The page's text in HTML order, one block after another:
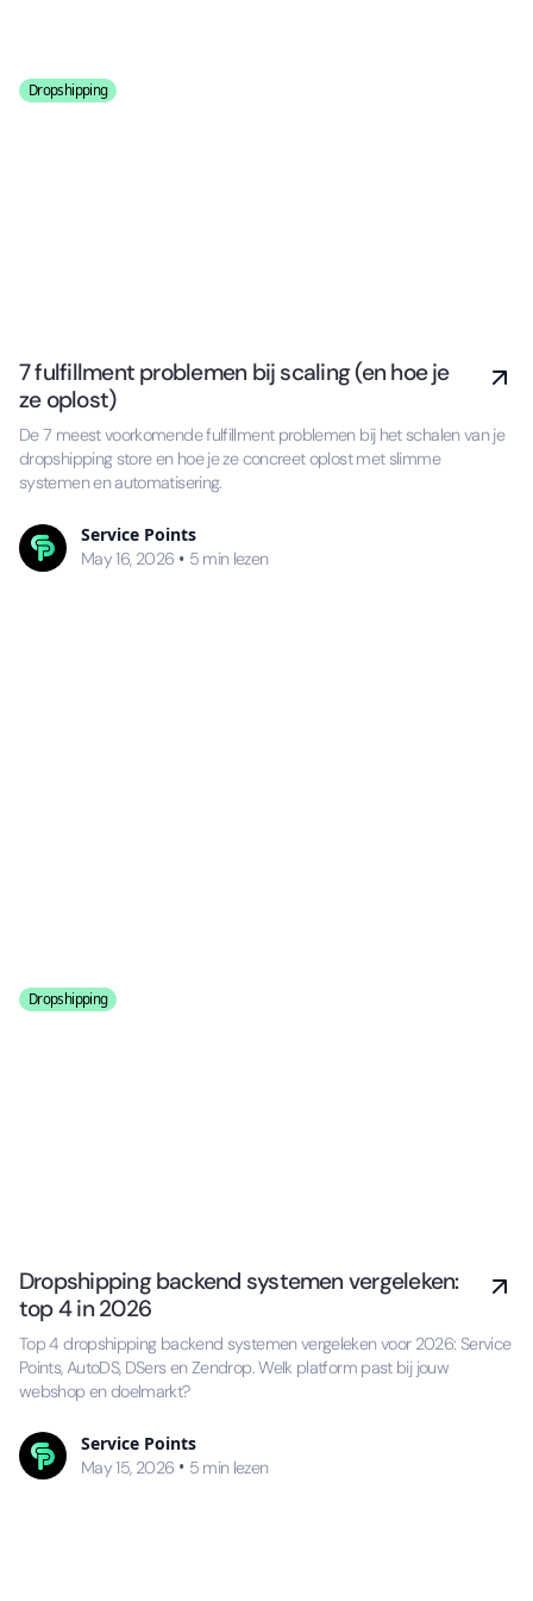
Dropshipping
7 fulfillment problemen bij scaling (en hoe je
ze oplost)
De 7 meest voorkomende fulfillment problemen bij het schalen van je
dropshipping store en hoe je ze concreet oplost met slimme
systemen en automatisering.
Service Points
May 16, 2026 • 5 min lezen
Dropshipping
Dropshipping backend systemen vergeleken:
top 4 in 2026
Top 4 dropshipping backend systemen vergeleken voor 2026: Service
Points, AutoDS, DSers en Zendrop. Welk platform past bij jouw
webshop en doelmarkt?
Service Points
May 15, 2026 • 5 min lezen